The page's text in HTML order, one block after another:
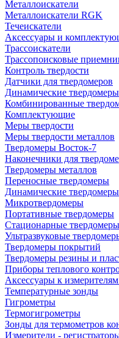
Металлоискатели
Металлоискатели RGK
Течеискатели
Аксессуары и
Трассоискатели
Трассопоисковые
Контроль твердости
Датчики для твердомеров
Динамические твердомеры
Комбинированные
Комплектующие
Меры твердости
Меры твердости металлов
Твердомеры Восток-7
Наконечники для
Твердомеры металлов
Переносные твердомеры
Динамические твердомеры
Микротвердомеры
Портативные твердомеры
Стационарные твердомеры
Ультразвуковые
Твердомеры покрытий
Твердомеры резины и
Приборы теплового
Аксессуары к
Температурные зонды
Гигрометры
Термогигрометры
Зонды для термометров
Измерители -